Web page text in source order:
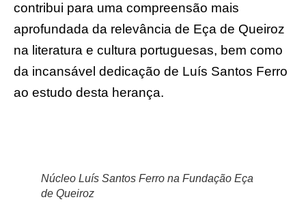
contribui para uma compreensão mais
aprofundada da relevância de Eça de Queiroz
na literatura e cultura portuguesas, bem como
da incansável dedicação de Luís Santos Ferro
ao estudo desta herança.
Núcleo Luís Santos Ferro na Fundação Eça
de Queiroz